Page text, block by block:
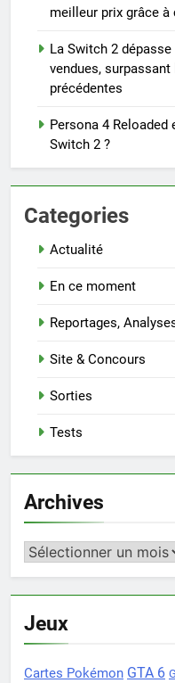
meilleur prix grâce
La Switch 2
vendues,
précédentes
Persona 4
Switch 2 ?
Categories
Actualité
En ce moment
Reportages,
Site & Concours
Sorties
Tests
Archives
Archives
Jeux
Cartes Pokémon GTA 6